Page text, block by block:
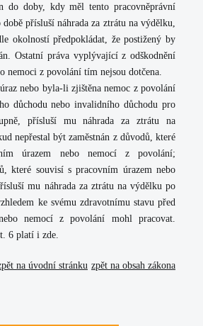
do doby, kdy měl tento pracovněprávní
přísluší náhrada za ztrátu na výdělku,
okolností předpokládat, že postižený by
Ostatní práva vyplývající z odškodnění
nemoci z povolání tím nejsou dotčena.
nebo byla-li zjištěna nemoc z povolání
důchodu nebo invalidního důchodu pro
přísluší mu náhrada za ztrátu na
nepřestal být zaměstnán z důvodů, které
úrazem nebo nemocí z povolání;
které souvisí s pracovním úrazem nebo
mu náhrada za ztrátu na výdělku po
ke svému zdravotnímu stavu před
nemocí z povolání mohl pracovat.
6 platí i zde.
zpět na obsah zákona
na úvodní stránku